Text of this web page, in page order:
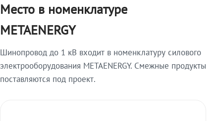
Место в номенклатуре
METAENERGY
Шинопровод до 1 кВ входит в номенклатуру силового
электрооборудования METAENERGY. Смежные продукты
поставляются под проект.